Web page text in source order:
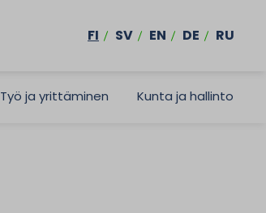
FI SV EN DE RU
Työ ja yrittäminen Kunta ja hallinto